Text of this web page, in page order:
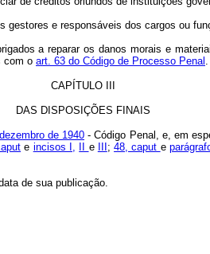
e responsáveis dos cargos ou
a reparar os danos morais e
com o art. 63 do Código de Processo Penal .
CAPÍTULO III
DAS DISPOSIÇÕES FINAIS
de 1940 - Código Penal, e, em
e incisos I, e ;48, caput e
de sua publicação.